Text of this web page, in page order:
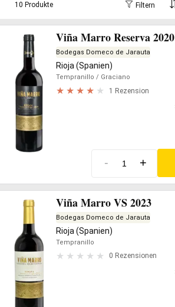
10 Produkte Filtern
Viña Marro Reserva 2020
Bodegas Domeco de Jarauta
Rioja (Spanien)
Tempranillo / Graciano
1 Rezension
- +
Viña Marro VS 2023
Bodegas Domeco de Jarauta
Rioja (Spanien)
Tempranillo
0 Rezensionen